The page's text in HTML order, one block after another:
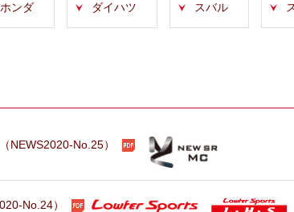
ホンダ ダイハツ スバル
NEWS2020-No.25）
No.24）